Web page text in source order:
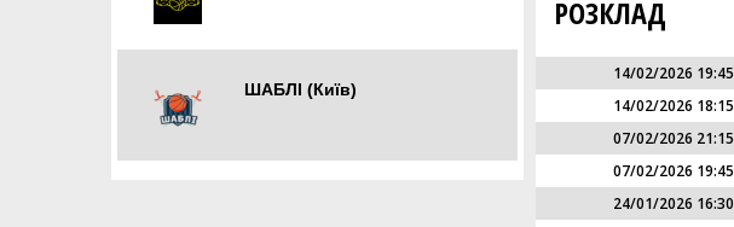
ШАБЛІ (Київ)
РОЗКЛАД
14/02/2026 19:45
14/02/2026 18:15
07/02/2026 21:15
07/02/2026 19:45
24/01/2026 16:30